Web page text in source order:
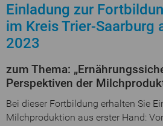
Einladung zur
im Kreis Trier-Saarburg
2023
zum Thema:
Perspektiven der
Bei dieser Fortbildung erhalten Sie
Milchproduktion aus erster Hand: